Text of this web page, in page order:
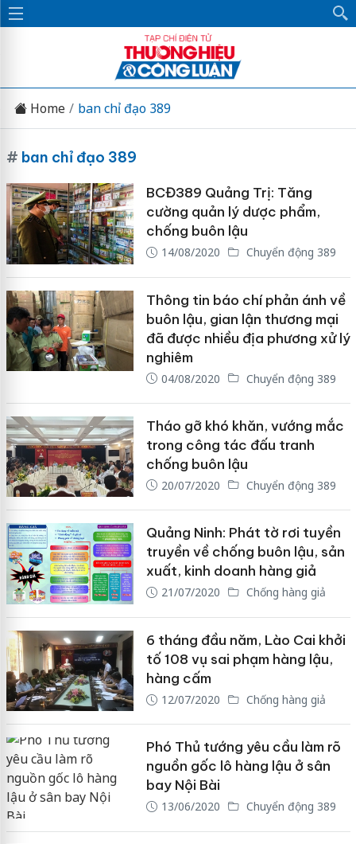
Home ban chỉ đạo 389
# ban chỉ đạo 389
BCĐ389 Quảng Trị: Tăng
cường quản lý dược phẩm,
chống buôn lậu
14/08/2020 Chuyển động 389
Thông tin báo chí phản ánh về
buôn lậu, gian lận thương mại
đã được nhiều địa phương xử lý
nghiêm
04/08/2020 Chuyển động 389
Tháo gỡ khó khăn, vướng mắc
trong công tác đấu tranh
chống buôn lậu
20/07/2020 Chuyển động 389
Quảng Ninh: Phát tờ rơi tuyền
truyền về chống buôn lậu, sản
xuất, kinh doanh hàng giả
21/07/2020 Chống hàng giả
6 tháng đầu năm, Lào Cai khởi
tố 108 vụ sai phạm hàng lậu,
hàng cấm
12/07/2020 Chống hàng giả
Phó Thủ tướng yêu cầu làm rõ
nguồn gốc lô hàng lậu ở sân
bay Nội Bài
13/06/2020 Chuyển động 389